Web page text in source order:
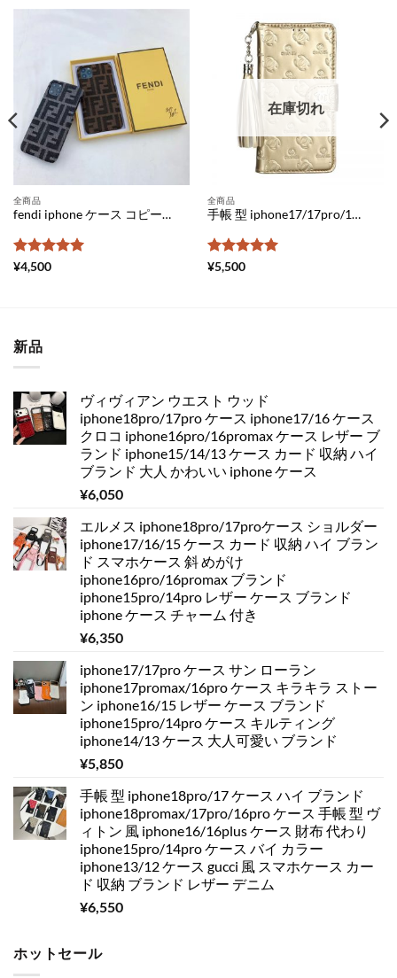
全商品
fendi iphone ケース コピー iphone15 pro ケース ブランドパロディ 布 iphone14ケース メンズ フェンディ 風 アイフォン xs ケース 人気 iphone ケース FFズッカ柄 iphone ケースxr ペア 大人
5段階中
¥4,500
在庫切れ
全商品
手帳 型 iphone17/17pro/16pro ケース シャネル 型押し iPhone15pro/15ケース chanelマーク iphone14 pro ケース ブランドパロディ アイフォン ケース 革 レディース iphone ケース 高級感
5段階中
¥5,500
新品
ヴィヴィアン ウエスト ウッド
iphone18pro/17pro ケース iphone17/16 ケース
クロコ iphone16pro/16promax ケース レザー ブ
ランド iphone15/14/13 ケース カード 収納 ハイ
ブランド 大人 かわいい iphone ケース
¥6,050
エルメス iphone18pro/17proケース ショルダー
iphone17/16/15 ケース カード 収納 ハイ ブラン
ド スマホケース 斜 めがけ
iphone16pro/16promax ブランド
iphone15pro/14pro レザー ケース ブランド
iphone ケース チャーム 付き
¥6,350
iphone17/17pro ケース サン ローラン
iphone17promax/16pro ケース キラキラ ストー
ン iphone16/15 レザー ケース ブランド
iphone15pro/14pro ケース キルティング
iphone14/13 ケース 大人可愛い ブランド
¥5,850
手帳 型 iphone18pro/17 ケース ハイ ブランド
iphone18promax/17pro/16pro ケース 手帳 型 ヴ
ィトン 風 iphone16/16plus ケース 財布 代わり
iphone15pro/14pro ケース バイ カラー
iphone13/12 ケース gucci 風 スマホケース カー
ド 収納 ブランド レザー デニム
¥6,550
ホットセール